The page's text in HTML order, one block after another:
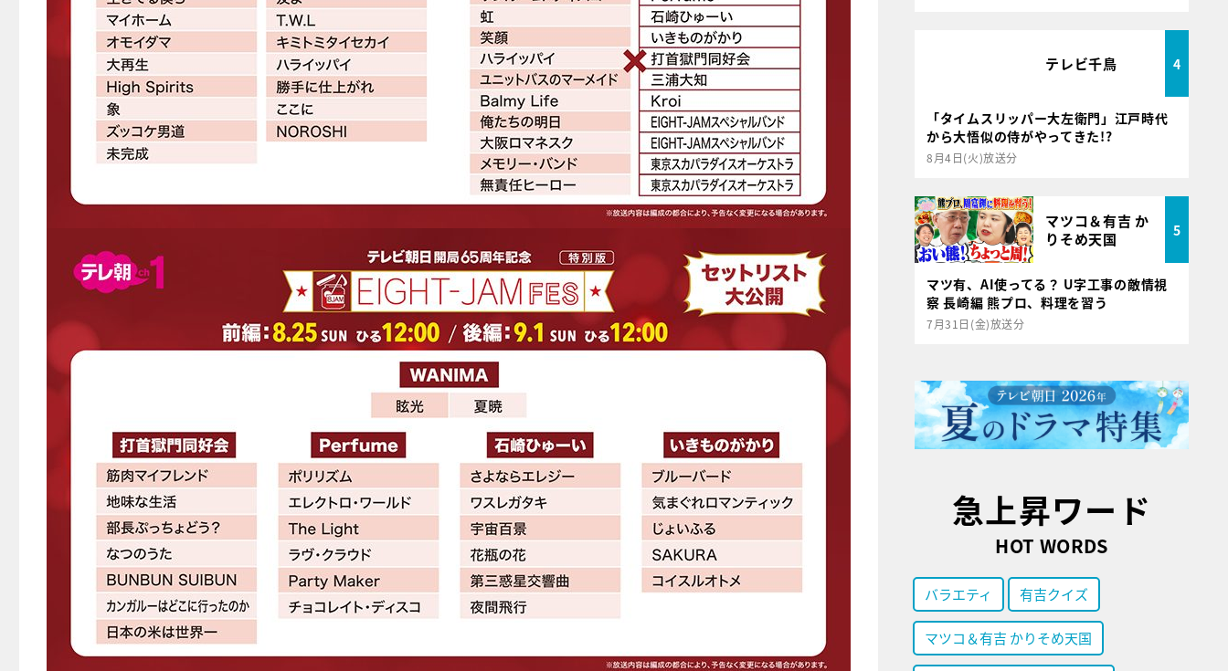
テレビ千鳥 4
「タイムスリッパー大左衛門」江戸時代
から大悟似の侍がやってきた!?
8月4日(火)放送分
マツコ＆有吉 か
りそめ天国
5
マツ有、AI使ってる？ U字工事の敵情視
察 長崎編 熊プロ、料理を習う
7月31日(金)放送分
急上昇ワード
HOT WORDS
バラエティ 有吉クイズ
マツコ＆有吉 かりそめ天国